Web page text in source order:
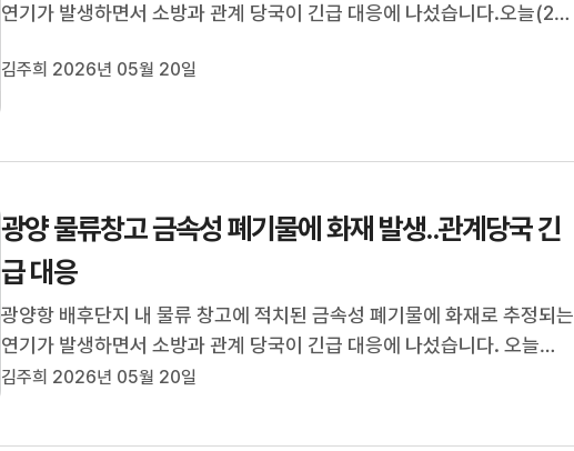
연기가 발생하면서 소방과 관계 당국이 긴급 대응에 나섰습니다.오늘(20)
화재로 추정되는 연기가 발생하고 있는 것이 현장에서 장비 작업을 하던
김주희 2026년 05월 20일
광양 물류창고 금속성 폐기물에 화재 발생..관계당국 긴
급 대응
광양항 배후단지 내 물류 창고에 적치된 금속성 폐기물에 화재로 추정되는
연기가 발생하면서 소방과 관계 당국이 긴급 대응에 나섰습니다. 오늘
(20) 오전 8시 40분 쯤 광양시 도이동 물류창고 내 적재된 금속성 폐기물
김주희 2026년 05월 20일